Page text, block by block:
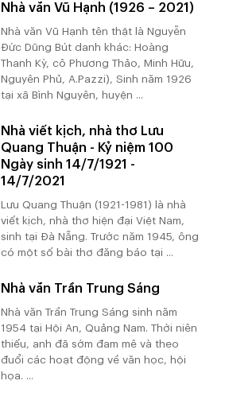
Nhà văn Vũ Hạnh (1926 – 2021)
Nhà văn Vũ Hạnh tên thật là Nguyễn
Đức Dũng Bút danh khác: Hoàng
Thanh Kỳ, cô Phương Thảo, Minh Hữu,
Nguyên Phủ, A.Pazzi), Sinh năm 1926
tại xã Bình Nguyên, huyện ...
Nhà viết kịch, nhà thơ Lưu
Quang Thuận - Kỷ niệm 100
Ngày sinh 14/7/1921 -
14/7/2021
Lưu Quang Thuận (1921-1981) là nhà
viết kịch, nhà thơ hiện đại Việt Nam,
sinh tại Đà Nẵng. Trước năm 1945, ông
có một số bài thơ đăng báo tại ...
Nhà văn Trần Trung Sáng
Nhà văn Trần Trung Sáng sinh năm
1954 tại Hội An, Quảng Nam. Thời niên
thiếu, anh đã sớm đam mê và theo
đuổi các hoạt động về văn học, hội
họa. ...